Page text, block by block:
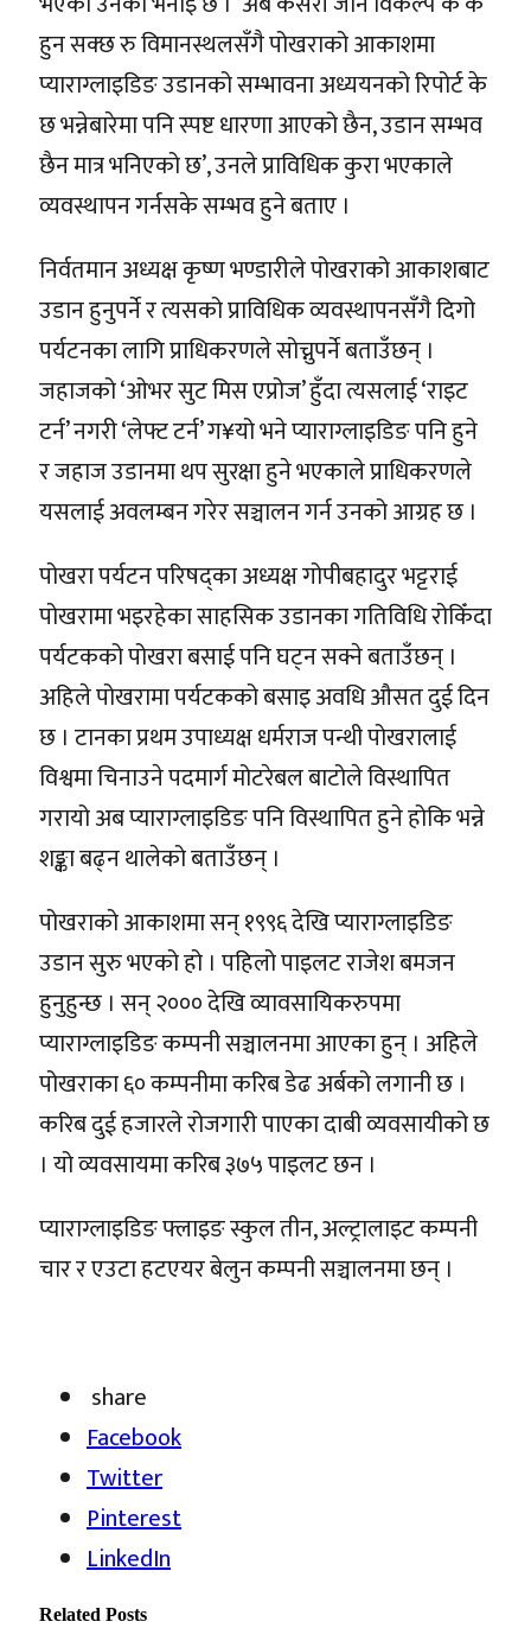
हुन सक्छ रु विमानस्थलसँगै पोखराको आकाशमा
प्याराग्लाइडिङ उडानको सम्भावना अध्ययनको रिपोर्ट के
छ भन्नेबारेमा पनि स्पष्ट धारणा आएको छैन, उडान सम्भव
छैन मात्र भनिएको छ’, उनले प्राविधिक कुरा भएकाले
व्यवस्थापन गर्नसके सम्भव हुने बताए ।
निर्वतमान अध्यक्ष कृष्ण भण्डारीले पोखराको आकाशबाट
उडान हुनुपर्ने र त्यसको प्राविधिक व्यवस्थापनसँगै दिगो
पर्यटनका लागि प्राधिकरणले सोच्नुपर्ने बताउँछन् ।
जहाजको ‘ओभर सुट मिस एप्रोज’ हुँदा त्यसलाई ‘राइट
टर्न’ नगरी ‘लेफ्ट टर्न’ ग¥यो भने प्याराग्लाइडिङ पनि हुने
र जहाज उडानमा थप सुरक्षा हुने भएकाले प्राधिकरणले
यसलाई अवलम्बन गरेर सञ्चालन गर्न उनको आग्रह छ ।
पोखरा पर्यटन परिषद्का अध्यक्ष गोपीबहादुर भट्टराई
पोखरामा भइरहेका साहसिक उडानका गतिविधि रोकिँदा
पर्यटकको पोखरा बसाई पनि घट्न सक्ने बताउँछन् ।
अहिले पोखरामा पर्यटकको बसाइ अवधि औसत दुई दिन
छ । टानका प्रथम उपाध्यक्ष धर्मराज पन्थी पोखरालाई
विश्वमा चिनाउने पदमार्ग मोटरेबल बाटोले विस्थापित
गरायो अब प्याराग्लाइडिङ पनि विस्थापित हुने होकि भन्ने
शङ्का बढ्न थालेको बताउँछन् ।
पोखराको आकाशमा सन् १९९६ देखि प्याराग्लाइडिङ
उडान सुरु भएको हो । पहिलो पाइलट राजेश बमजन
हुनुहुन्छ । सन् २००० देखि व्यावसायिकरुपमा
प्याराग्लाइडिङ कम्पनी सञ्चालनमा आएका हुन् । अहिले
पोखराका ६० कम्पनीमा करिब डेढ अर्बको लगानी छ ।
करिब दुई हजारले रोजगारी पाएका दाबी व्यवसायीको छ
। यो व्यवसायमा करिब ३७५ पाइलट छन ।
प्याराग्लाइडिङ फ्लाइङ स्कुल तीन, अल्ट्रालाइट कम्पनी
चार र एउटा हटएयर बेलुन कम्पनी सञ्चालनमा छन् ।
share
Facebook
Twitter
Pinterest
LinkedIn
Related Posts